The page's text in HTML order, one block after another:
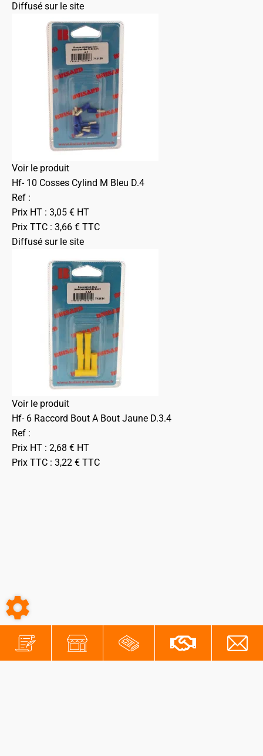
Diffusé sur le site
Voir le produit
Hf- 10 Cosses Cylind M Bleu D.4
Ref :
Prix HT : 3,05 € HT
Prix TTC : 3,66 € TTC
Diffusé sur le site
Voir le produit
Hf- 6 Raccord Bout A Bout Jaune D.3.4
Ref :
Prix HT : 2,68 € HT
Prix TTC : 3,22 € TTC